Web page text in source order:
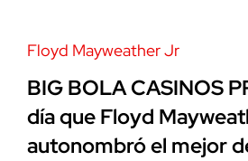
Floyd Mayweather Jr
BIG BOLA CASINOS
día que Floyd
autonombró el mejor